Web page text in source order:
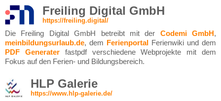
Freiling Digital GmbH
https://freiling.digital/
Die Freiling Digital GmbH betreibt mit der Codemi GmbH,
meinbildungsurlaub.de, dem Ferienportal Ferienwiki und dem
PDF Generaterfastpdf verschiedene Webprojekte mit dem
Fokus auf den Ferien- und Bildungsbereich.
HLP Galerie
https://www.hlp-galerie.de/